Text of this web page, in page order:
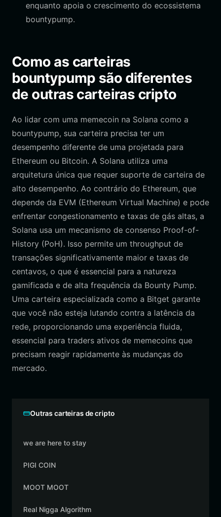
enquanto apoia o crescimento do ecossistema
bountypump.
Como as carteiras
bountypump são diferentes
de outras carteiras cripto
Ao lidar com uma memecoin na Solana como a
bountypump, sua carteira precisa ter um
desempenho diferente de uma projetada para
Ethereum ou Bitcoin. A Solana utiliza uma
arquitetura única que requer suporte de carteira de
alto desempenho. Ao contrário do Ethereum, que
depende da EVM (Ethereum Virtual Machine) e pode
enfrentar congestionamento e taxas de gás altas, a
Solana usa um mecanismo de consenso Proof-of-
History (PoH). Isso permite um throughput de
transações significativamente maior e taxas de
centavos, o que é essencial para a natureza
gamificada e de alta frequência da Bounty Pump.
Uma carteira especializada como a Bitget garante
que você não esteja lutando contra a latência da
rede, proporcionando uma experiência fluida,
essencial para traders ativos de memecoins que
precisam reagir rapidamente às mudanças do
mercado.
Outras carteiras de cripto
we are here to stay
PIGI COIN
MOOT MOOT
Real Nigga Algorithm